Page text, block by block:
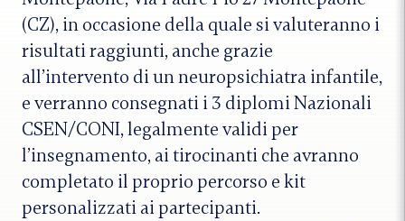
(CZ), in occasione della quale si valuteranno i
risultati raggiunti, anche grazie
all’intervento di un neuropsichiatra infantile,
e verranno consegnati i 3 diplomi Nazionali
CSEN/CONI, legalmente validi per
l’insegnamento, ai tirocinanti che avranno
completato il proprio percorso e kit
personalizzati ai partecipanti.